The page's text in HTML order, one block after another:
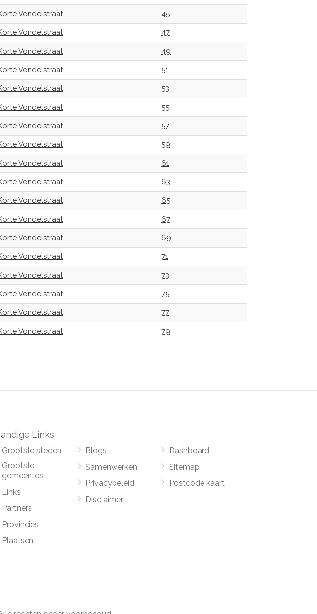
Vondelstraat 45
Vondelstraat 47
Vondelstraat 49
Vondelstraat 51
Vondelstraat 53
Vondelstraat 55
Vondelstraat 57
Vondelstraat 59
Vondelstraat 61
Vondelstraat 63
Vondelstraat 65
Vondelstraat 67
Vondelstraat 69
Vondelstraat 71
Vondelstraat 73
Vondelstraat 75
Vondelstraat 77
Vondelstraat 79
Links
Grootste steden
Grootste
gemeentes
Links
Partners
Provincies
Plaatsen
Blogs
Samenwerken
Privacybeleid
Disclaimer
Dashboard
Sitemap
Postcode kaart